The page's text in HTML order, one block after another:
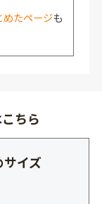
めたページも
ちら
イズ